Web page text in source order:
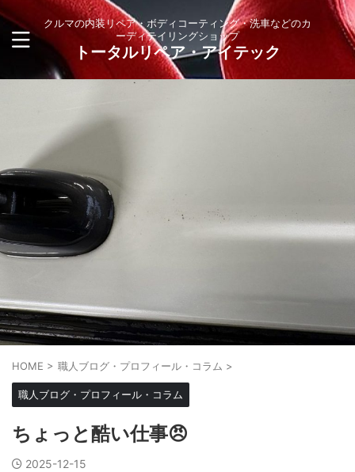
クルマの内装リペア・ボディコーティング・洗車などのカ
ーディテイリングショップ
トータルリペア・アイテック
HOME > 職人ブログ・プロフィール・コラム >
職人ブログ・プロフィール・コラム
ちょっと酷い仕事😠
2025-12-15